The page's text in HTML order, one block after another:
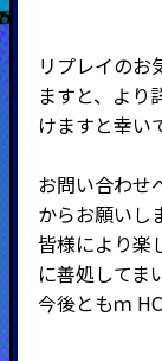
リプレイのお
ますと、より
けますと幸い
お問い合わせ
からお願いし
皆様により楽
に善処してま
今後ともｍ